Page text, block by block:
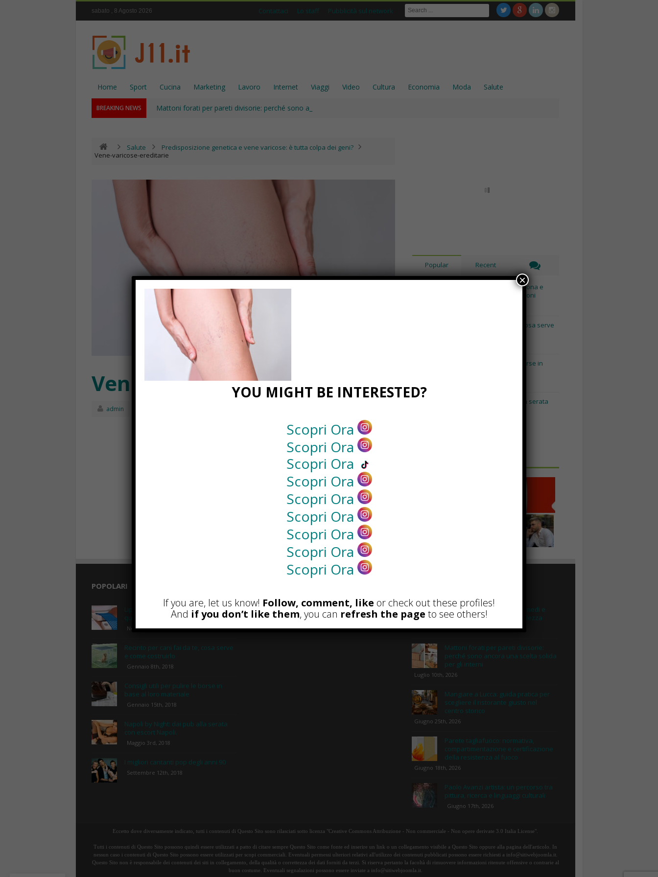
sabato , 8 Agosto 2026 Contattaci Lo staff Pubblicità sul network
Home Sport Cucina Marketing Lavoro Internet Viaggi Video Cultura Economia Moda Salute
BREAKING NEWS Mattoni forati per pareti divisorie: perché sono ancora una scelta solida per gli interni
Salute
Predisposizione genetica e vene varicose: è tutta colpa dei geni?
Vene-varicose-ereditarie
Vene-varicose-ereditarie
admin
Popular Recent
Lipolaser, cos’è, come funziona e
quali sono le controindicazioni
Recinto per cani fai da te, cosa serve
Consigli utili per pulire le borse in
Napoli by Night: dai pub alla serata
POPOLARI
Lipolaser, cos’è, come funziona e
quali sono le controindicazioni
Novembre 14th, 2018
Recinto per cani fai da te, cosa serve
e come costruirlo
Gennaio 8th, 2018
Consigli utili per pulire le borse in
base al loro materiale
Gennaio 15th, 2018
Napoli by Night: dai pub alla serata
con escort Napoli.
Maggio 3rd, 2018
I migliori cantanti pop degli anni 90
Settembre 12th, 2018
Capelli ricci secchi: cause, rimedi e
routine per ritrovare morbidezza
Luglio 25th, 2026
Mattoni forati per pareti divisorie:
perché sono ancora una scelta solida
per gli interni
Luglio 10th, 2026
Mangiare a Lucca: guida pratica per
scegliere il ristorante giusto nel
centro storico
Giugno 25th, 2026
Parete tagliafuoco: normativa,
compartimentazione e certificazione
della resistenza al fuoco
Giugno 18th, 2026
Paolo Avanzi artista: un percorso tra
pittura, ricerca e linguaggi culturali
Giugno 17th, 2026
Eccetto dove diversamente indicato, tutti i contenuti di Questo Sito sono rilasciati sotto licenza "Creative Commons Attribuzione - Non commerciale - Non opere derivate 3.0 Italia License".
Tutti i contenuti di Questo Sito possono quindi essere utilizzati a patto di citare sempre Questo Sito come fonte ed inserire un link o un collegamento visibile a Questo Sito oppure alla pagina dell'articolo. In
nessun caso i contenuti di Questo Sito possono essere utilizzati per scopi commerciali. Eventuali permessi ulteriori relativi all'utilizzo dei contenuti pubblicati possono essere richiesti a info@sitiwebjoomla.it.
Questo Sito non è responsabile dei contenuti dei siti in collegamento, della qualità o correttezza dei dati forniti da terzi. Si riserva pertanto la facoltà di rimuovere informazioni ritenute offensive o contrarie al
buon costume. Eventuali segnalazioni possono essere inviate a info@sitiwebjoomla.it.
YOU MIGHT BE INTERESTED?
Scopri Ora
Scopri Ora
Scopri Ora
Scopri Ora
Scopri Ora
Scopri Ora
Scopri Ora
Scopri Ora
Scopri Ora
If you are, let us know! Follow, comment, like or check out these profiles!
And if you don’t like them, you can refresh the page to see others!
×